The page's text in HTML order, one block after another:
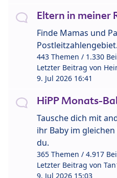
Eltern in meiner
Finde Mamas und
Postleitzahlengebiet.
443 Themen / 1.330
Letzter Beitrag von
9. Jul 2026 16:41
HiPP Monats-
Tausche dich mit
ihr Baby im
du.
365 Themen / 4.917
Letzter Beitrag von
9. Jul 2026 15:03